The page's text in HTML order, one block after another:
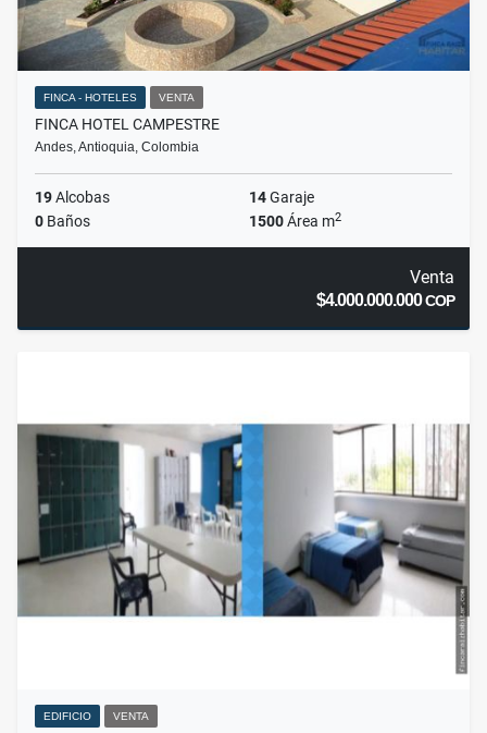
FINCA - HOTELES VENTA
FINCA HOTEL CAMPESTRE
Andes, Antioquia, Colombia
19Alcobas 14Garaje
0 Baños 1500Área m2
Venta
$4.000.000.000COP
EDIFICIO VENTA